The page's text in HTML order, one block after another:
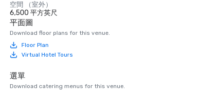
空間 （室外）
6,500 平方英尺
平面圖
Download floor plans for this venue.
Floor Plan
Virtual Hotel Tours
選單
Download catering menus for this venue.